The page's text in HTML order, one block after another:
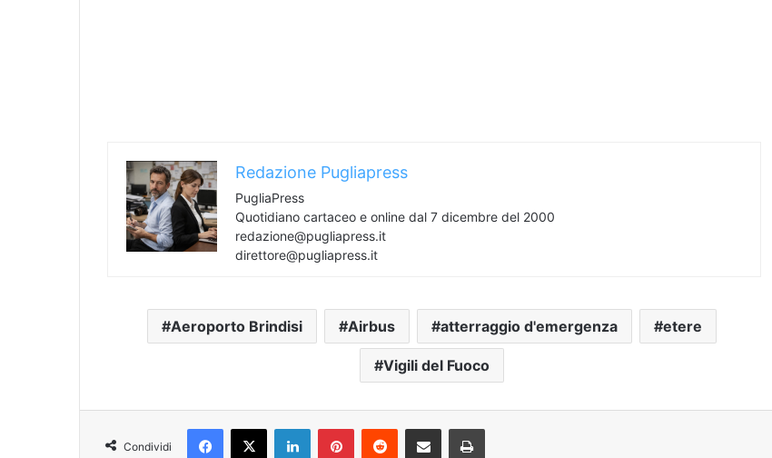
Redazione Pugliapress
PugliaPress
Quotidiano cartaceo e online dal 7 dicembre del 2000
redazione@pugliapress.it
direttore@pugliapress.it
Aeroporto Brindisi Airbus atterraggio d'emergenza etere
Vigili del Fuoco
Condividi